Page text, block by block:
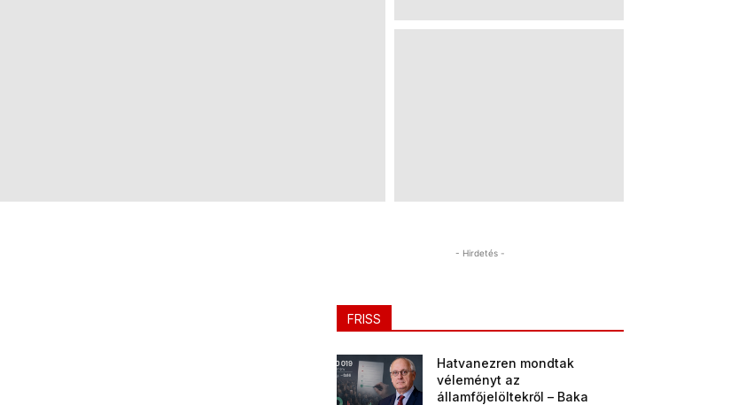
- Hirdetés -
FRISS
Hatvanezren mondtak
véleményt az
államfőjelöltekről – Baka